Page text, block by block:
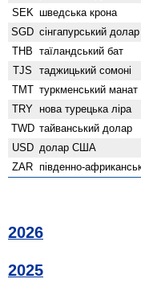
SEK шведська крона
SGD сінгапурський долар
THB таїландський бат
TJS таджицький сомоні
TMT туркменський манат
TRY нова турецька ліра
TWD тайванський долар
USD долар США
ZAR південно-
2026
2025